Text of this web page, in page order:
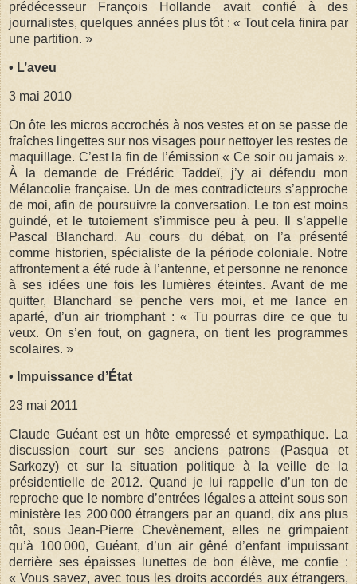
prédécesseur François Hollande avait confié à des
journalistes, quelques années plus tôt : « Tout cela finira par
une partition. »
• L’aveu
3 mai 2010
On ôte les micros accrochés à nos vestes et on se passe de
fraîches lingettes sur nos visages pour nettoyer les restes de
maquillage. C’est la fin de l’émission « Ce soir ou jamais ».
À la demande de Frédéric Taddeï, j’y ai défendu mon
Mélancolie française. Un de mes contradicteurs s’approche
de moi, afin de poursuivre la conversation. Le ton est moins
guindé, et le tutoiement s’immisce peu à peu. Il s’appelle
Pascal Blanchard. Au cours du débat, on l’a présenté
comme historien, spécialiste de la période coloniale. Notre
affrontement a été rude à l’antenne, et personne ne renonce
à ses idées une fois les lumières éteintes. Avant de me
quitter, Blanchard se penche vers moi, et me lance en
aparté, d’un air triomphant : « Tu pourras dire ce que tu
veux. On s’en fout, on gagnera, on tient les programmes
scolaires. »
• Impuissance d’État
23 mai 2011
Claude Guéant est un hôte empressé et sympathique. La
discussion court sur ses anciens patrons (Pasqua et
Sarkozy) et sur la situation politique à la veille de la
présidentielle de 2012. Quand je lui rappelle d’un ton de
reproche que le nombre d’entrées légales a atteint sous son
ministère les 200 000 étrangers par an quand, dix ans plus
tôt, sous Jean-Pierre Chevènement, elles ne grimpaient
qu’à 100 000, Guéant, d’un air gêné d’enfant impuissant
derrière ses épaisses lunettes de bon élève, me confie :
« Vous savez, avec tous les droits accordés aux étrangers,